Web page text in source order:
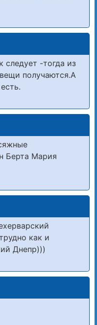
следует -тогда из
получаются.А
Берта Мария
как и
Днепр)))